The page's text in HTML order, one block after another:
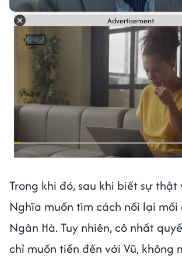
Advertisement
Trong khi đó, sau khi biết sự thật
Nghĩa muốn tìm cách nối lại mối
Ngân Hà. Tuy nhiên, cô nhất
chỉ muốn tiến đến với Vũ, không